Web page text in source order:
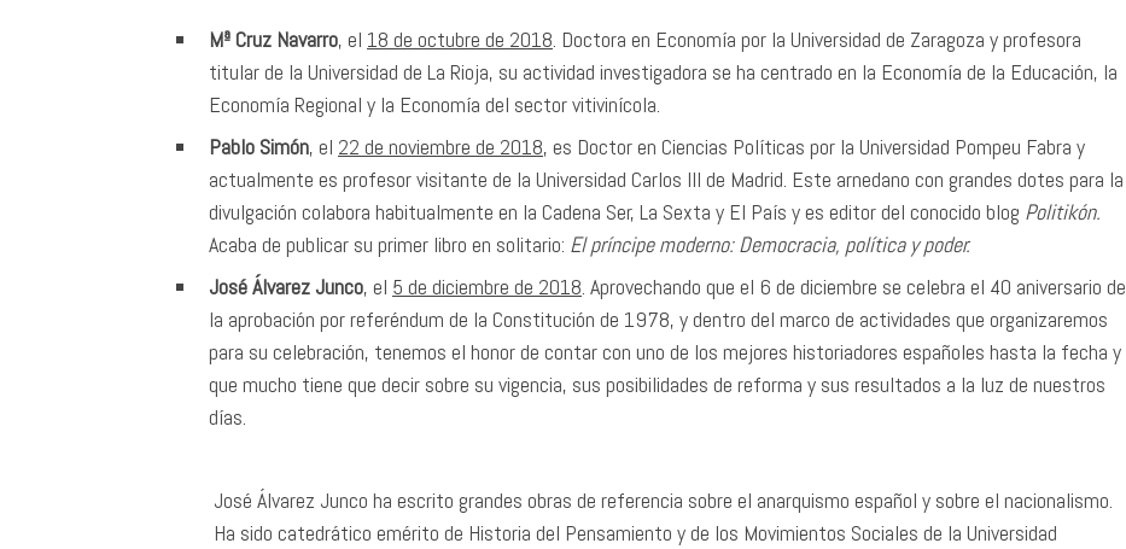
Mª Cruz Navarro, el 18 de octubre de 2018. Doctora en Economía por la Universidad de Zaragoza y profesora
titular de la Universidad de La Rioja, su actividad investigadora se ha centrado en la Economía de la Educación, la
Economía Regional y la Economía del sector vitivinícola.
Pablo Simón, el 22 de noviembre de 2018, es Doctor en Ciencias Políticas por la Universidad Pompeu Fabra y
actualmente es profesor visitante de la Universidad Carlos III de Madrid. Este arnedano con grandes dotes para la
divulgación colabora habitualmente en la Cadena Ser, La Sexta y El País y es editor del conocido blog Politikón.
Acaba de publicar su primer libro en solitario: El príncipe moderno: Democracia, política y poder.
José Álvarez Junco, el 5 de diciembre de 2018. Aprovechando que el 6 de diciembre se celebra el 40 aniversario de
la aprobación por referéndum de la Constitución de 1978, y dentro del marco de actividades que organizaremos
para su celebración, tenemos el honor de contar con uno de los mejores historiadores españoles hasta la fecha y
que mucho tiene que decir sobre su vigencia, sus posibilidades de reforma y sus resultados a la luz de nuestros
días.
José Álvarez Junco ha escrito grandes obras de referencia sobre el anarquismo español y sobre el nacionalismo.
Ha sido catedrático emérito de Historia del Pensamiento y de los Movimientos Sociales de la Universidad